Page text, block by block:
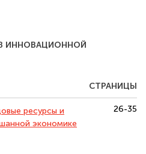
ИННОВАЦИОННОЙ
СТРАНИЦЫ
ресурсы и
экономике
26-35